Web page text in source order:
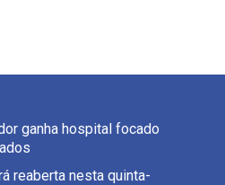
ganha hospital focado
reaberta nesta quinta-